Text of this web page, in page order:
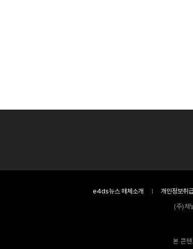
e4ds뉴스 매체소개 개인정보취
(주)채
본 콘